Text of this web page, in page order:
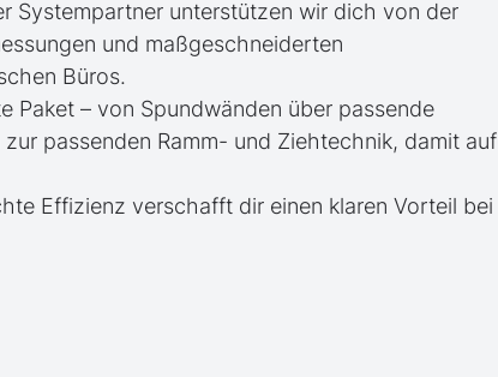
Systempartner unterstützen wir dich von der
und maßgeschneiderten
Büros.
Paket – von Spundwänden über passende
passenden Ramm- und Ziehtechnik, damit auf
Effizienz verschafft dir einen klaren Vorteil bei